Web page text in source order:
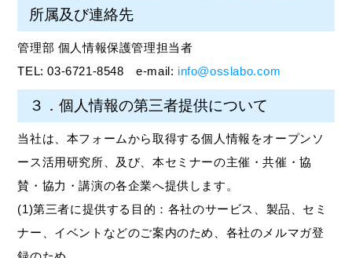
所属及び連絡先
管理部 個人情報保護管理担当者
TEL: 03-6721-8548 e-mail: info@osslabo.com
３．個人情報の第三者提供について
当社は、本フォームから取得する個人情報をオープンソ
ース活用研究所、及び、本セミナーの主催・共催・協
賛・協力・講演の各企業へ提供します。
(1)第三者に提供する目的：各社のサービス、製品、セミ
ナー、イベントなどのご案内のため、各社のメルマガ登